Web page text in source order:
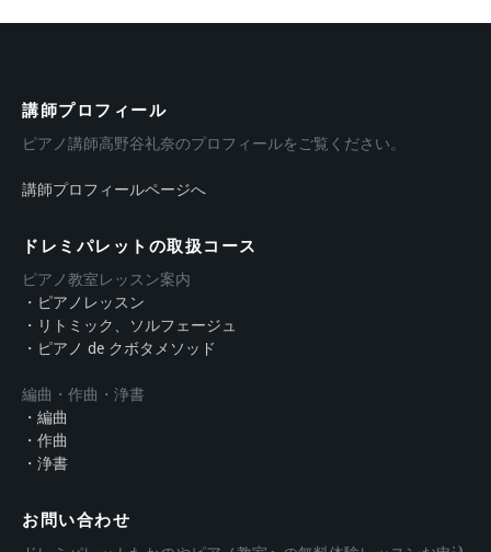
講師プロフィール
ピアノ講師高野谷礼奈のプロフィールをご覧ください。
講師プロフィールページへ
ドレミパレットの取扱コース
ピアノ教室レッスン案内
・ピアノレッスン
・リトミック、ソルフェージュ
・ピアノ de クボタメソッド
編曲・作曲・浄書
・編曲
・作曲
・浄書
お問い合わせ